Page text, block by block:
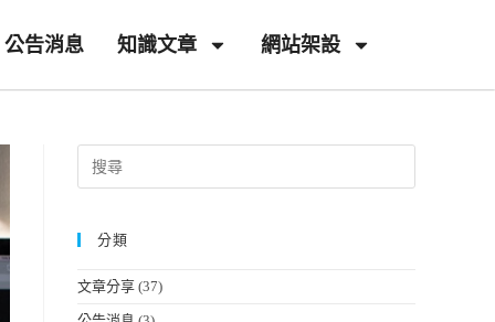
公告消息 知識文章 網站架設
分類
文章分享 (37)